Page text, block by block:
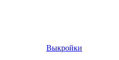
Выкройки